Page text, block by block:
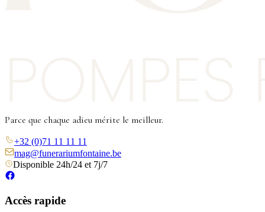
Parce que chaque adieu mérite le meilleur.
+32 (0)71 11 11 11
mag@funerariumfontaine.be
Disponible 24h/24 et 7j/7
Accès rapide